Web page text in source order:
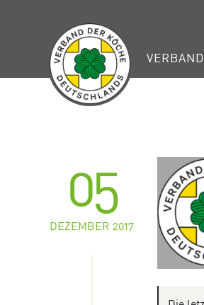
VERBAND
05
DEZEMBER 2017